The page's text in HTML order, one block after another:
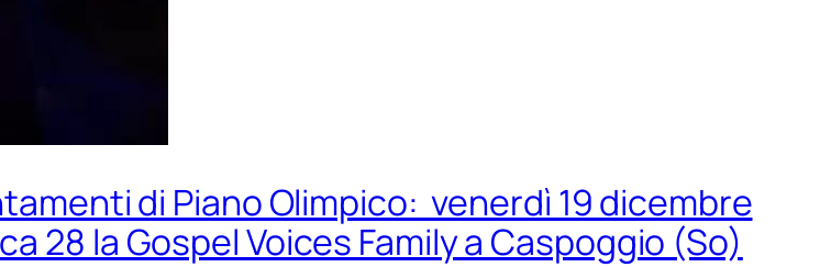
di Piano Olimpico: venerdì 19 dicembre
28 la Gospel Voices Family a Caspoggio (So)